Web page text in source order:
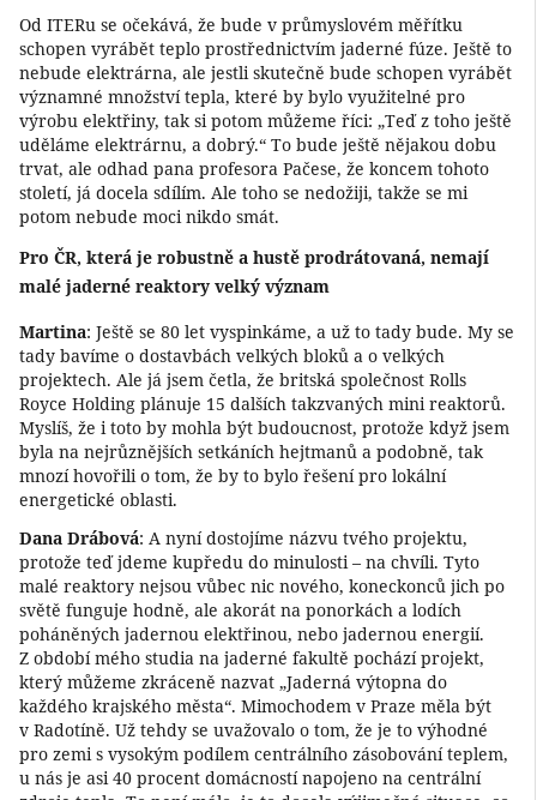
Od ITERu se očekává, že bude v průmyslovém měřítku
schopen vyrábět teplo prostřednictvím jaderné fúze. Ještě to
nebude elektrárna, ale jestli skutečně bude schopen vyrábět
významné množství tepla, které by bylo využitelné pro
výrobu elektřiny, tak si potom můžeme říci: „Teď z toho ještě
uděláme elektrárnu, a dobrý.“ To bude ještě nějakou dobu
trvat, ale odhad pana profesora Pačese, že koncem tohoto
století, já docela sdílím. Ale toho se nedožiji, takže se mi
potom nebude moci nikdo smát.
Pro ČR, která je robustně a hustě prodrátovaná, nemají
malé jaderné reaktory velký význam
Martina: Ještě se 80 let vyspinkáme, a už to tady bude. My se
tady bavíme o dostavbách velkých bloků a o velkých
projektech. Ale já jsem četla, že britská společnost Rolls
Royce Holding plánuje 15 dalších takzvaných mini reaktorů.
Myslíš, že i toto by mohla být budoucnost, protože když jsem
byla na nejrůznějších setkáních hejtmanů a podobně, tak
mnozí hovořili o tom, že by to bylo řešení pro lokální
energetické oblasti.
Dana Drábová: A nyní dostojíme názvu tvého projektu,
protože teď jdeme kupředu do minulosti – na chvíli. Tyto
malé reaktory nejsou vůbec nic nového, koneckonců jich po
světě funguje hodně, ale akorát na ponorkách a lodích
poháněných jadernou elektřinou, nebo jadernou energií.
Z období mého studia na jaderné fakultě pochází projekt,
který můžeme zkráceně nazvat „Jaderná výtopna do
každého krajského města“. Mimochodem v Praze měla být
v Radotíně. Už tehdy se uvažovalo o tom, že je to výhodné
pro zemi s vysokým podílem centrálního zásobování teplem,
u nás je asi 40 procent domácností napojeno na centrální